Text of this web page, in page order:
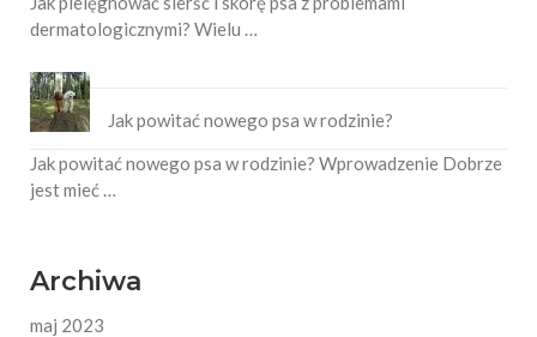
dermatologicznymi? Wielu …
Jak powitać nowego psa w rodzinie?
Jak powitać nowego psa w rodzinie? Wprowadzenie Dobrze
jest mieć …
Archiwa
maj 2023